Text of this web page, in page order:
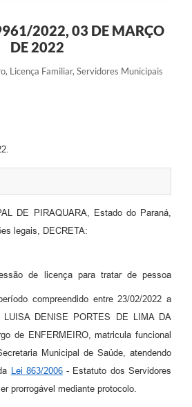
2022, 03 DE MARÇO
DE 2022
Licença Familiar, Servidores Municipais
DE PIRAQUARA, Estado do Paraná,
legais, DECRETA:
de licença para tratar de pessoa
compreendido entre 23/02/2022 a
LUISA DENISE PORTES DE LIMA DA
de ENFERMEIRO, matricula funcional
Municipal de Saúde, atendendo
Lei 863/2006- Estatuto dos Servidores
prorrogável mediante protocolo.